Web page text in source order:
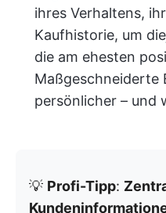
ihres Verhaltens,
Kaufhistorie, um
die am ehesten
Maßgeschneiderte
persönlicher – und
💡 Profi-Tipp: